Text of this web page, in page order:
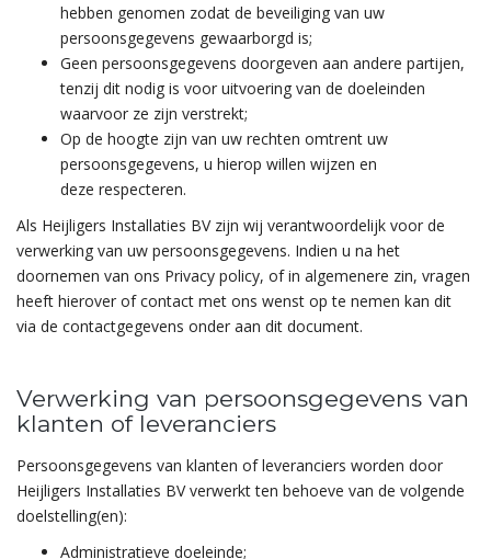
hebben genomen zodat de beveiliging van uw
persoonsgegevens gewaarborgd is;
Geen persoonsgegevens doorgeven aan andere partijen,
tenzij dit nodig is voor uitvoering van de doeleinden
waarvoor ze zijn verstrekt;
Op de hoogte zijn van uw rechten omtrent uw
persoonsgegevens, u hierop willen wijzen en
deze respecteren.
Als Heijligers Installaties BV zijn wij verantwoordelijk voor de
verwerking van uw persoonsgegevens. Indien u na het
doornemen van ons Privacy policy, of in algemenere zin, vragen
heeft hierover of contact met ons wenst op te nemen kan dit
via de contactgegevens onder aan dit document.
Verwerking van persoonsgegevens van
klanten of leveranciers
Persoonsgegevens van klanten of leveranciers worden door
Heijligers Installaties BV verwerkt ten behoeve van de volgende
doelstelling(en):
Administratieve doeleinde;